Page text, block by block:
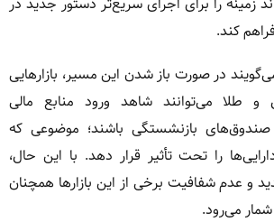
کند.
در صورت باز شدن این مسیر، بازارهایی
و طلا می‌توانند شاهد ورود منابع مالی
بازنشستگی باشند؛ موضوعی که
را تحت تأثیر قرار دهد. با این حال،
عدم شفافیت برخی از این بازارها همچنان
می‌رود.